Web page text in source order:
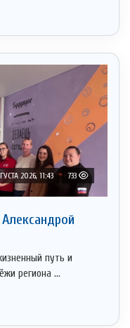
2026, 11:43 733
путь и
региона ...